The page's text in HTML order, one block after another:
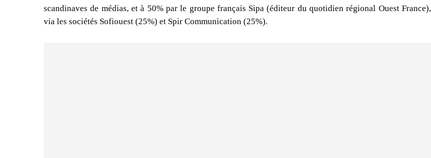
scandinaves de médias, et à 50% par le groupe français Sipa (éditeur du quotidien régional Ouest France),
via les sociétés Sofiouest (25%) et Spir Communication (25%).